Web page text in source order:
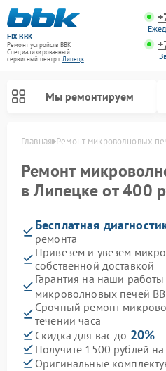
FIX-BBK
Ремонт устройств BBK
Специализированный
cервисный центр г.Липецк
Мы ремонтируем
Главная Ремонт микроволновых
Ремонт
в Липецке от 400
Бесплатная
ремонта
Привезем и увезем
собственной доставкой
Гарантия на наши
микроволновых печей
Срочный ремонт
течении часа
Скидка для вас до 20%
Получите 1500 рублей
Оригинальные